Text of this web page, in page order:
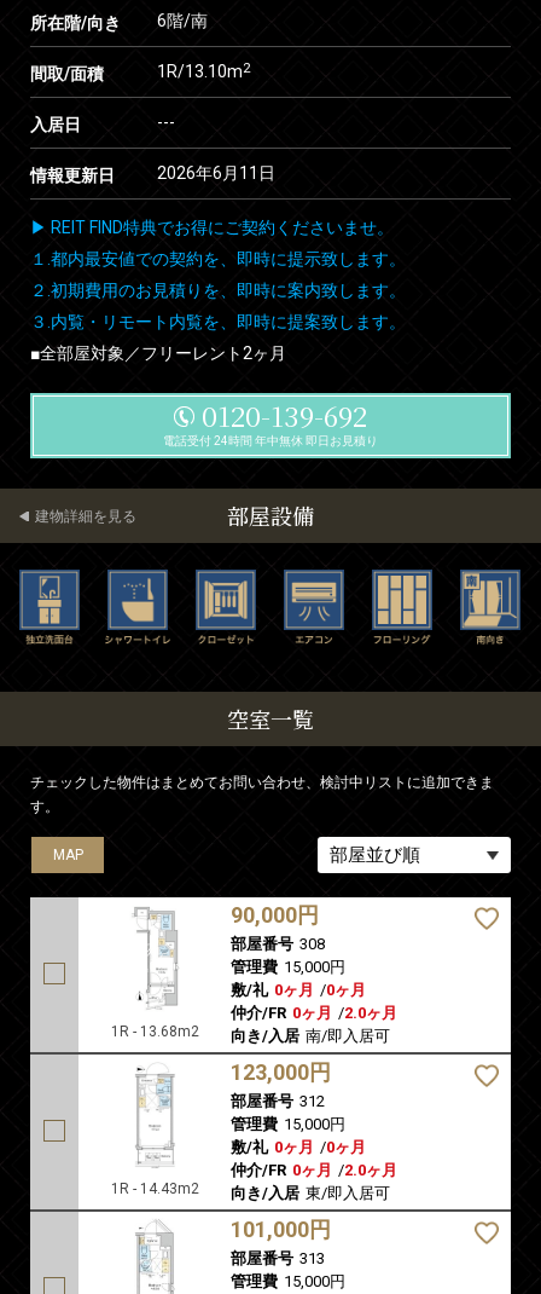
所在階/向き 6階/南
間取/面積 1R/13.10m2
入居日 ---
情報更新日 2026年6月11日
▶ REIT FIND特典でお得にご契約くださいませ。
１.都内最安値での契約を、即時に提示致します。
２.初期費用のお見積りを、即時に案内致します。
３.内覧・リモート内覧を、即時に提案致します。
■全部屋対象／フリーレント2ヶ月
0120-139-692
電話受付 24時間 年中無休 即日お見積り
部屋設備
建物詳細を見る
空室一覧
チェックした物件はまとめてお問い合わせ、検討中リストに追加できま
す。
MAP
1R - 13.68m2
90,000円
部屋番号 308
管理費 15,000円
敷/礼 0ヶ月 /0ヶ月
仲介/FR 0ヶ月 /2.0ヶ月
向き/入居 南/即入居可
MAP
1R - 14.43m2
123,000円
部屋番号 312
管理費 15,000円
敷/礼 0ヶ月 /0ヶ月
仲介/FR 0ヶ月 /2.0ヶ月
向き/入居 東/即入居可
MAP
101,000円
部屋番号 313
管理費 15,000円
MAP
MAP